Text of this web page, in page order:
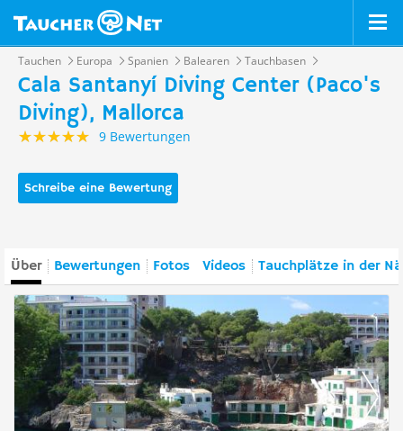
Tauchen Europa Spanien Balearen Tauchbasen
Cala Santanyí Diving Center (Paco's
Diving), Mallorca
9 Bewertungen
Schreibe eine Bewertung
Über Bewertungen Fotos Videos Tauchplätze in der